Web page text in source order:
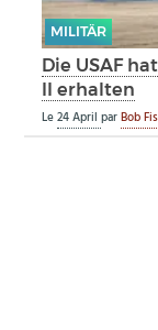
MILITÄR
Die USAF
II erhalten
Le24 AprilparBob